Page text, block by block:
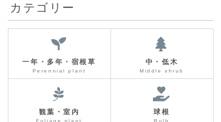
カテゴリー
一年・多年・宿根草
Perennial plant
中・低木
Middle shrub
観葉・室内
Foliage plant
球根
Bulb